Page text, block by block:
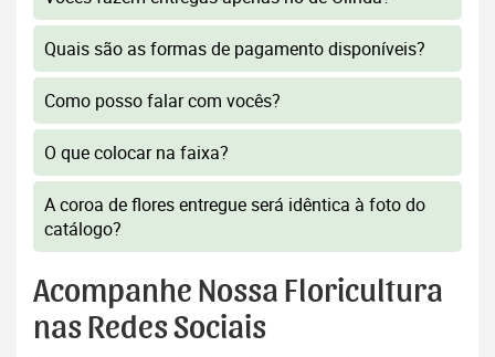
Quais são as formas de pagamento disponíveis?
Como posso falar com vocês?
O que colocar na faixa?
A coroa de flores entregue será idêntica à foto do
catálogo?
Acompanhe Nossa Floricultura
nas Redes Sociais